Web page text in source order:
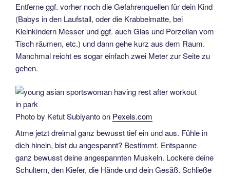
Entferne ggf. vorher noch die Gefahrenquellen für dein Kind
(Babys in den Laufstall, oder die Krabbelmatte, bei
Kleinkindern Messer und ggf. auch Glas und Porzellan vom
Tisch räumen, etc.) und dann gehe kurz aus dem Raum.
Manchmal reicht es sogar einfach zwei Meter zur Seite zu
gehen.
Photo by Ketut Subiyanto on Pexels.com
Atme jetzt dreimal ganz bewusst tief ein und aus. Fühle in
dich hinein, bist du angespannt? Bestimmt. Entspanne
ganz bewusst deine angespannten Muskeln. Lockere deine
Schultern, den Kiefer, die Hände und dein Gesäß. Schließe